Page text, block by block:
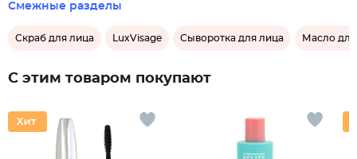
Смежные разделы
Скраб для лица LuxVisage Сыворотка для лица Масло
С этим товаром покупают